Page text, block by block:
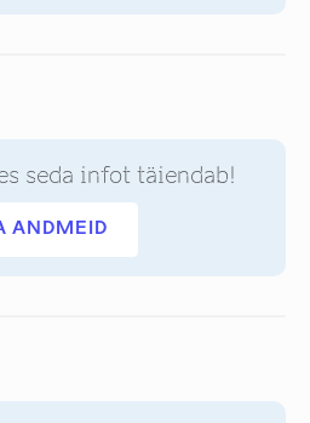
seda infot täiendab!
ANDMEID